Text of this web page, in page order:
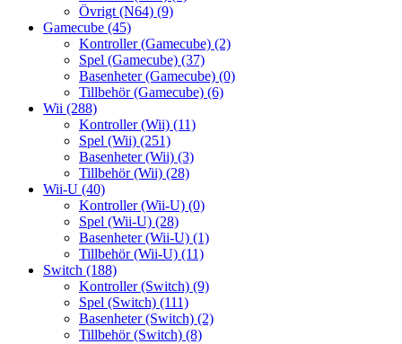
Övrigt (N64) (9)
Gamecube (45)
Kontroller (Gamecube) (2)
Spel (Gamecube) (37)
Basenheter (Gamecube) (0)
Tillbehör (Gamecube) (6)
Wii (288)
Kontroller (Wii) (11)
Spel (Wii) (251)
Basenheter (Wii) (3)
Tillbehör (Wii) (28)
Wii-U (40)
Kontroller (Wii-U) (0)
Spel (Wii-U) (28)
Basenheter (Wii-U) (1)
Tillbehör (Wii-U) (11)
Switch (188)
Kontroller (Switch) (9)
Spel (Switch) (111)
Basenheter (Switch) (2)
Tillbehör (Switch) (8)